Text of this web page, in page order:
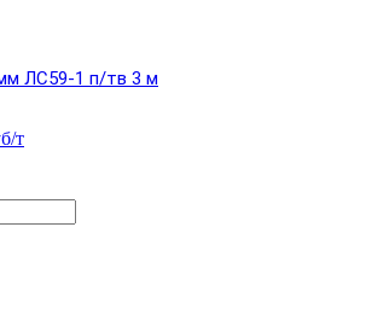
ЛС59-1 п/тв 3 м
т